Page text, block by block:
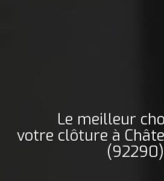
Le meilleur
votre clôture à
(92290)